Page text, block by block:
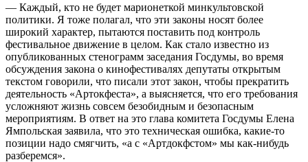
— Каждый, кто не будет марионеткой минкультовской
политики. Я тоже полагал, что эти законы носят более
широкий характер, пытаются поставить под контроль
фестивальное движение в целом. Как стало известно из
опубликованных стенограмм заседания Госдумы, во время
обсуждения закона о кинофестивалях депутаты открытым
текстом говорили, что писали этот закон, чтобы прекратить
деятельность «Артокфеста», а выясняется, что его требования
усложняют жизнь совсем безобидным и безопасным
мероприятиям. В ответ на это глава комитета Госдумы Елена
Ямпольская заявила, что это техническая ошибка, какие-то
позиции надо смягчить, «а с «Артдокфстом» мы как-нибудь
разберемся».